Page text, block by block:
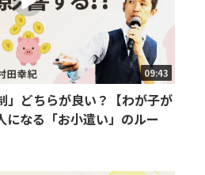
09:43
」どちらが良い？【わが子が
になる「お小遣い」のルー